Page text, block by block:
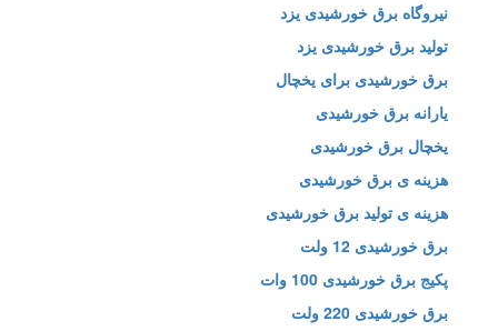
نیروگاه برق خورشیدی یزد
تولید برق خورشیدی یزد
برق خورشیدی برای یخچال
یارانه برق خورشیدی
یخچال برق خورشیدی
هزینه ی برق خورشیدی
هزینه ی تولید برق خورشیدی
برق خورشیدی 12 ولت
پکیج برق خورشیدی 100 وات
برق خورشیدی 220 ولت